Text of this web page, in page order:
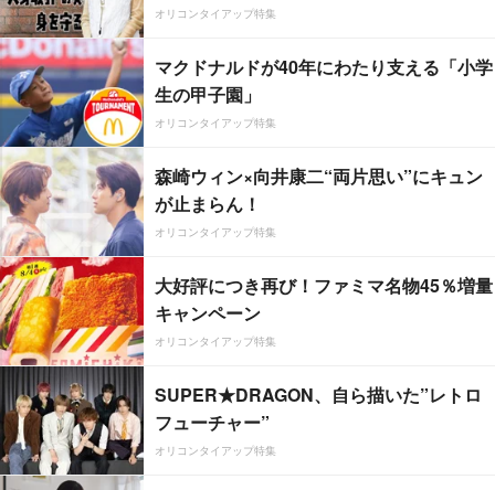
オリコンタイアップ特集
マクドナルドが40年にわたり支える「小学
生の甲子園」
オリコンタイアップ特集
森崎ウィン×向井康二“両片思い”にキュン
が止まらん！
オリコンタイアップ特集
大好評につき再び！ファミマ名物45％増量
キャンペーン
オリコンタイアップ特集
SUPER★DRAGON、自ら描いた”レトロ
フューチャー”
オリコンタイアップ特集